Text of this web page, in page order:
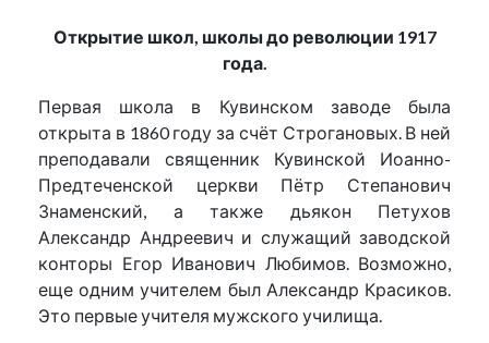
Открытие школ, школы до революции 1917
года.
Первая школа в Кувинском заводе была
открыта в 1860 году за счёт Строгановых. В ней
преподавали священник Кувинской Иоанно-
Предтеченской церкви Пётр Степанович
Знаменский, а также дьякон Петухов
Александр Андреевич и служащий заводской
конторы Егор Иванович Любимов. Возможно,
еще одним учителем был Александр Красиков.
Это первые учителя мужского училища.